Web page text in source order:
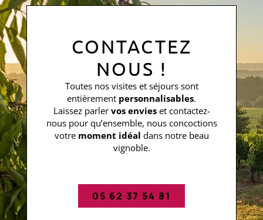
CONTACTEZ
NOUS !
Toutes nos visites et séjours sont
entièrement personnalisables.
Laissez parler vos envieset contactez-
nous pour qu’ensemble, nous concoctions
votre moment idéal dans notre beau
vignoble.
05 62 37 54 81